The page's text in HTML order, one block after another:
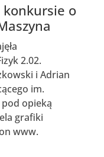
konkursie o
2.02.
i Adrian
im.
pod opieką
grafiki
www.